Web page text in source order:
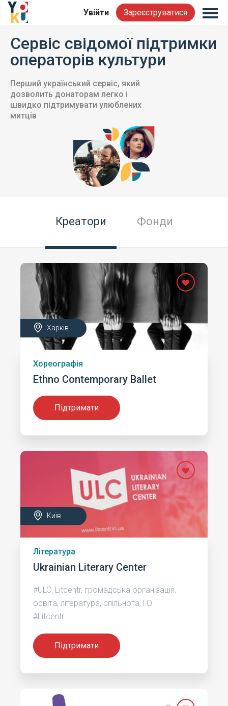
Увійти Зареєструватися
Сервіс свідомої підтримки
операторів культури
Перший український сервіс, який
дозволить донаторам легко і
швидко підтримувати улюблених
митців
Креатори Фонди
Харків
Хореографія
Ethnо Contemporary Ballet
Підтримати
Київ
Література
Ukrainian Literary Center
#ULC, Litcentr, громадська організація,
освіта, література, спільнота, ГО
#Litcentr
Підтримати